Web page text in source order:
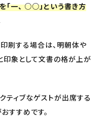
「一、 ○○」という書き方
刷する場合は、明朝体や
象として文書の格が上が
ティブなゲストが出席する
すすめです。